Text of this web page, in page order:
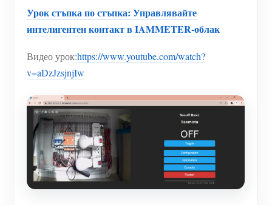
IAMMETER Cloud Pro
Услуга за самостоятелно хостване
EV зарядно устройство
IAMMETER Симулатор
Виртуален измервателен уред
Система за енергийно прогнозиране и симулация
Приложения
Енергиен монитор на слънчева фотоволтаична
Урок стъпка по стъпка: Управлявайте
интелигентен контакт в IAMMETER-облак
Видео урок:https://www.youtube.com/watch?
v=aDzJzsjnjIw